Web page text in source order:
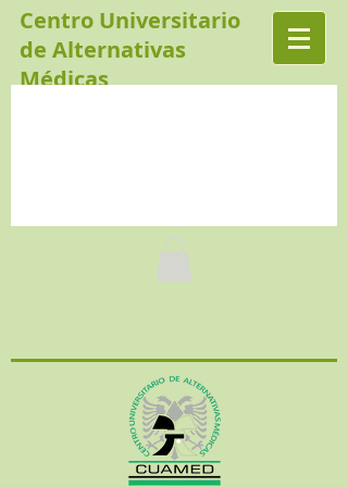
Centro Universitario
de Alternativas
Médicas